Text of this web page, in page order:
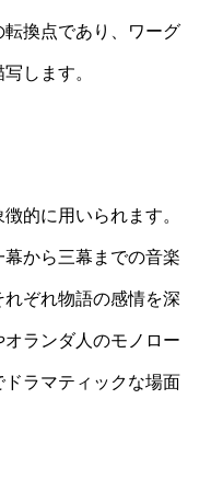
換点であり、ワーグ
します。
的に用いられます。
から三幕までの音楽
ぞれ物語の感情を深
ランダ人のモノロー
ラマティックな場面